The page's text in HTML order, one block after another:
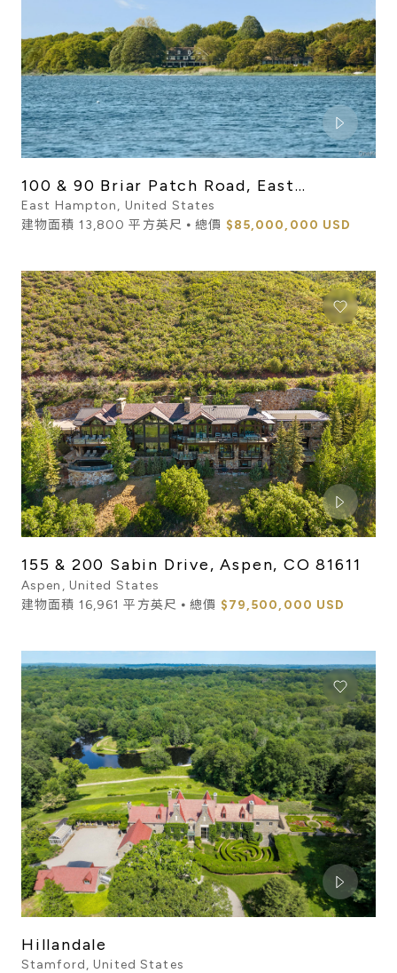
100 & 90 Briar Patch Road, East
Hampton, NY, 11937
East Hampton, United States
建物面積 13,800 平方英尺 ⦁ 總價 $85,000,000 USD
155 & 200 Sabin Drive, Aspen, CO 81611
Aspen, United States
建物面積 16,961 平方英尺 ⦁ 總價 $79,500,000 USD
Hillandale
Stamford, United States